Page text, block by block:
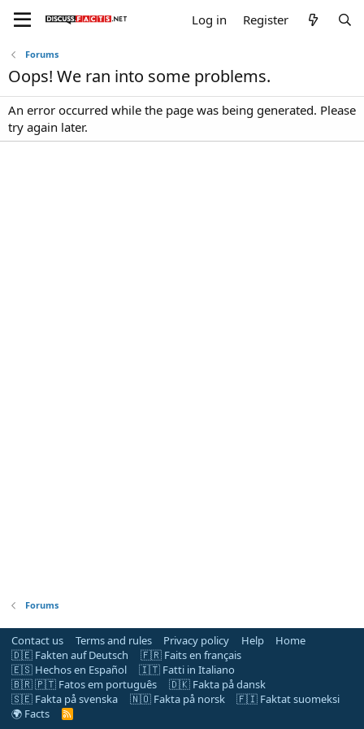
Log in Register
Forums
Oops! We ran into some problems.
An error occurred while the page was being generated. Please
try again later.
Forums
Contact us Terms and rules Privacy policy Help
Home
🇩🇪 Fakten auf Deutsch
🇫🇷 Faits en français
🇪🇸 Hechos en Español
🇮🇹 Fatti in Italiano
🇧🇷 🇵🇹 Fatos em português
🇩🇰 Fakta på dansk
🇸🇪 Fakta på svenska
🇳🇴 Fakta på norsk
🇫🇮 Faktat suomeksi
🌍 Facts
R